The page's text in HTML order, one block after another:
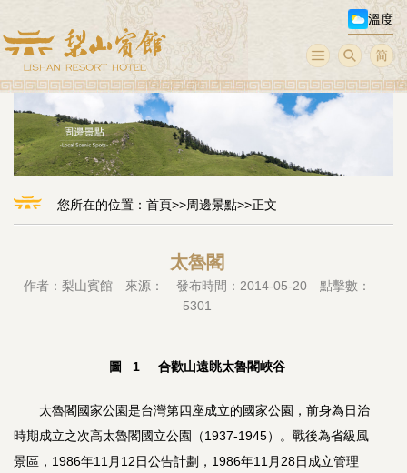
溫度
您所在的位置： 首頁>>周邊景點>>正文
太魯閣
作者：梨山賓館 來源： 發布時間：2014-05-20 點擊數：
5301
圖 1 合歡山遠眺太魯閣峽谷
太魯閣國家公園是台灣第四座成立的國家公園，前身為日治
時期成立之次高太魯閣國立公園（1937-1945）。戰後為省級風
景區，1986年11月12日公告計劃，1986年11月28日成立管理